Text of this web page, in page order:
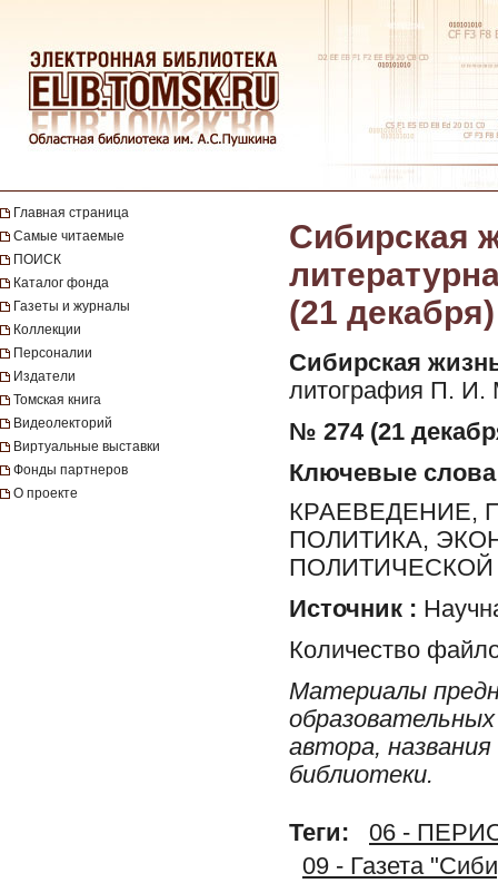
Главная страница
Самые читаемые
ПОИСК
Каталог фонда
Газеты и журналы
Коллекции
Персоналии
Издатели
Томская книга
Видеолекторий
Виртуальные выставки
Фонды партнеров
О проекте
Сибирская
(21 декабря)
Сибирская
литография П. И.
№ 274 (21
Ключевые слова
КРАЕВЕДЕНИЕ,
ПОЛИТИКА,
Источник :
Количество
Материалы
автора,
библиотеки.
Теги:
06 -
09 - Газета